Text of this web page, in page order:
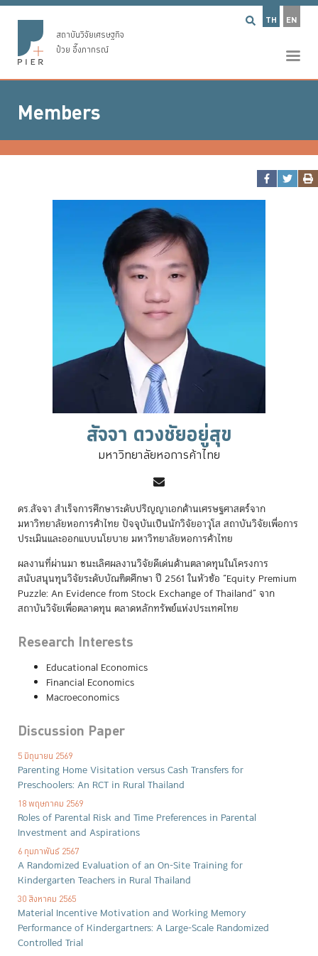
TH EN
สถาบันวิจัยเศรษฐกิจ
ป๋วย อึ๊งภากรณ์
Members
สัจจา ดวงชัยอยู่สุข
มหาวิทยาลัยหอการค้าไทย
ดร.สัจจา สำเร็จการศึกษาระดับปริญญาเอกด้านเศรษฐศาสตร์จาก
มหาวิทยาลัยหอการค้าไทย ปัจจุบันเป็นนักวิจัยอาวุโส สถาบันวิจัยเพื่อการ
ประเมินและออกแบบนโยบาย มหาวิทยาลัยหอการค้าไทย
ผลงานที่ผ่านมา ชนะเลิศผลงานวิจัยดีเด่นด้านตลาดทุนในโครงการ
สนับสนุนทุนวิจัยระดับบัณฑิตศึกษา ปี 2561 ในหัวข้อ “Equity Premium
Puzzle: An Evidence from Stock Exchange of Thailand” จาก
สถาบันวิจัยเพื่อตลาดทุน ตลาดหลักทรัพย์แห่งประเทศไทย
Research Interests
Educational Economics
Financial Economics
Macroeconomics
Discussion Paper
5 มิถุนายน 2569
Parenting Home Visitation versus Cash Transfers for
Preschoolers: An RCT in Rural Thailand
18 พฤษภาคม 2569
Roles of Parental Risk and Time Preferences in Parental
Investment and Aspirations
6 กุมภาพันธ์ 2567
A Randomized Evaluation of an On-Site Training for
Kindergarten Teachers in Rural Thailand
30 สิงหาคม 2565
Material Incentive Motivation and Working Memory
Performance of Kindergartners: A Large-Scale Randomized
Controlled Trial